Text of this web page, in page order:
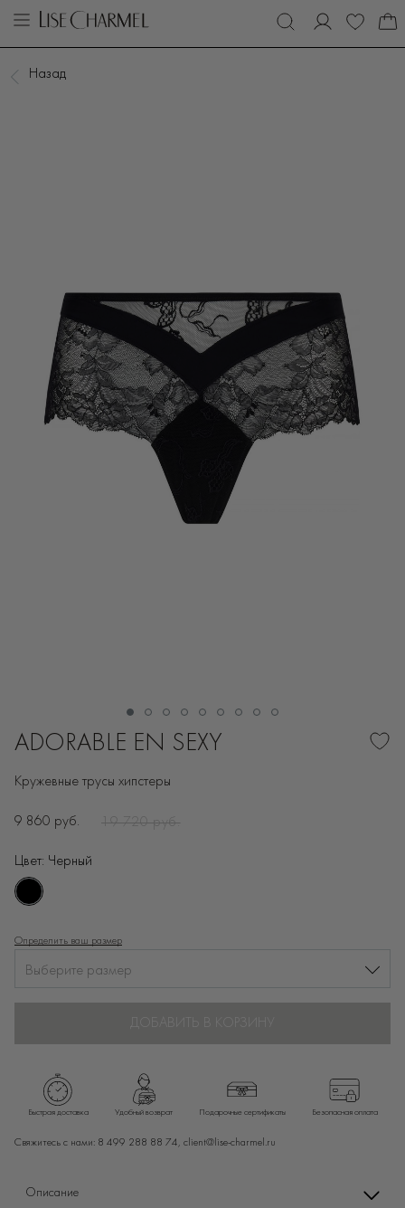
Назад
ADORABLE EN SEXY
Кружевные трусы хипстеры
9 860 руб. 19 720 руб.
Цвет: Черный
Определить ваш размер
Выберите размер
ДОБАВИТЬ В КОРЗИНУ
Быстрая доставка Удобный возврат Подарочные сертификаты Безопасная оплата
Свяжитесь с нами: 8 499 288 88 74, client@lise-charmel.ru
Описание